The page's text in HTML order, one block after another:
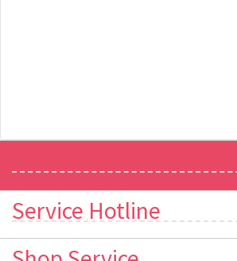
Service Hotline